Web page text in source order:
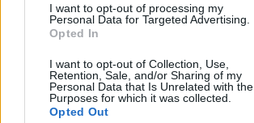
I want to opt-out of processing my
Personal Data for Targeted Advertising.
Opted In
I want to opt-out of Collection, Use,
Retention, Sale, and/or Sharing of my
Personal Data that Is Unrelated with the
Purposes for which it was collected.
Opted Out